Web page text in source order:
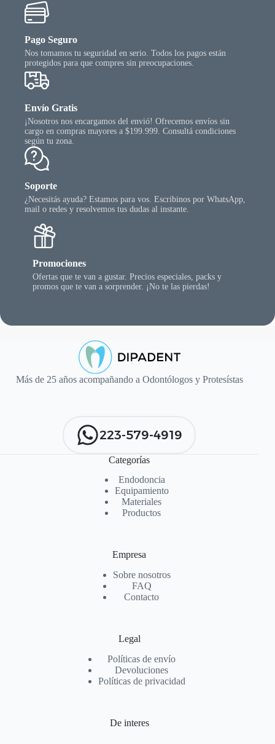
Pago Seguro
Nos tomamos tu seguridad en serio. Todos los pagos están
protegidos para que compres sin preocupaciones.
Envío Gratis
¡Nosotros nos encargamos del envió! Ofrecemos envíos sin
cargo en compras mayores a $199.999. Consultá condiciones
según tu zona.
Soporte
¿Necesitás ayuda? Estamos para vos. Escribinos por WhatsApp,
mail o redes y resolvemos tus dudas al instante.
Promociones
Ofertas que te van a gustar. Precios especiales, packs y
promos que te van a sorprender. ¡No te las pierdas!
Más de 25 años acompañando a Odontólogos y Protesístas
223-579-4919
Categorías
Endodoncia
Equipamiento
Materiales
Productos
Empresa
Sobre nosotros
FAQ
Contacto
Legal
Políticas de envío
Devoluciones
Políticas de privacidad
De interes